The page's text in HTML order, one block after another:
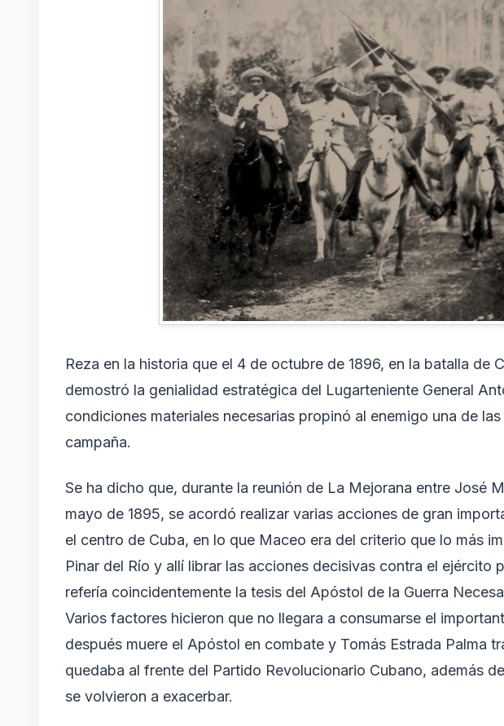
Reza en la historia que el 4 de octubre de 1896, en la batalla de
demostró la genialidad estratégica del Lugarteniente General
condiciones materiales necesarias propinó al enemigo una de
campaña.
Se ha dicho que, durante la reunión de La Mejorana entre José
mayo de 1895, se acordó realizar varias acciones de gran
el centro de Cuba, en lo que Maceo era del criterio que lo más
Pinar del Río y allí librar las acciones decisivas contra el ejército
refería coincidentemente la tesis del Apóstol de la Guerra
Varios factores hicieron que no llegara a consumarse el
después muere el Apóstol en combate y Tomás Estrada Palma
quedaba al frente del Partido Revolucionario Cubano, además
se volvieron a exacerbar.